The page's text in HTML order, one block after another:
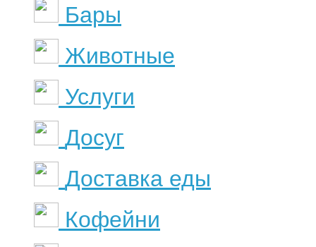
Бары
Животные
Услуги
Досуг
Доставка еды
Кофейни